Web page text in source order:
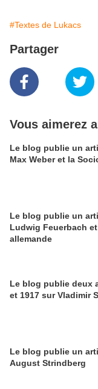
#Textes de Lukacs
Partager
Vous aimerez
Le blog publie un
Max Weber et la
Le blog publie un
Ludwig Feuerbach
allemande
Le blog publie deux
et 1917 sur Vladimir
Le blog publie un
August Strindberg